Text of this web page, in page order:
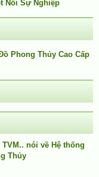
TVM.. nói về Hệ thống
Thủy